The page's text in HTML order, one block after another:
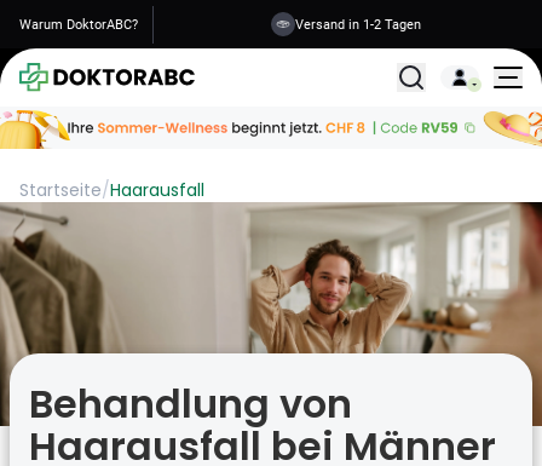
Warum DoktorABC? Sichere Informationen
Alle
Startseite/Haarausfall
Behandlung von
Haarausfall bei Männer